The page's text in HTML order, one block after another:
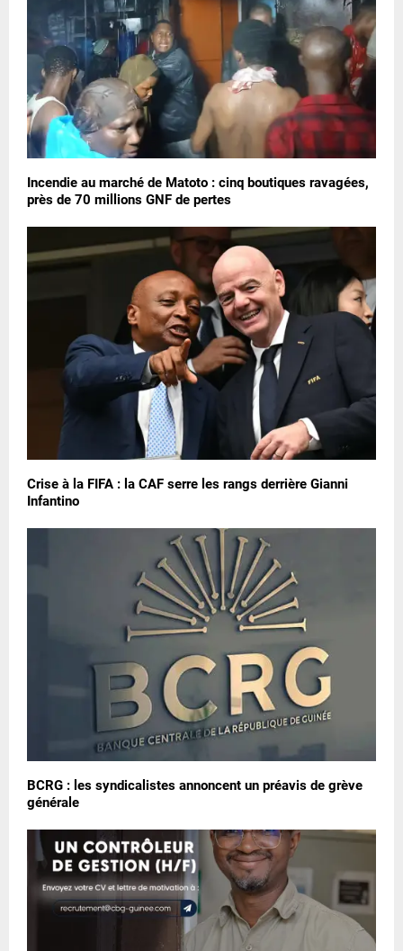
Incendie au marché de Matoto : cinq boutiques ravagées,
près de 70 millions GNF de pertes
Crise à la FIFA : la CAF serre les rangs derrière Gianni
Infantino
BCRG : les syndicalistes annoncent un préavis de grève
générale